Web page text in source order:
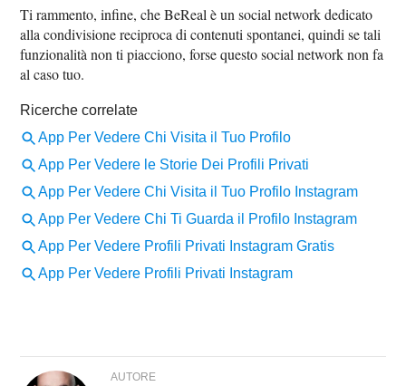
Ti rammento, infine, che BeReal è un social network dedicato
alla condivisione reciproca di contenuti spontanei, quindi se tali
funzionalità non ti piacciono, forse questo social network non fa
al caso tuo.
AUTORE